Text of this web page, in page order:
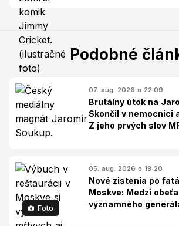
Podobné
07. aug. 2026 o 22:09
Brutálny útok na
Skončil v nemocnici
Z jeho prvých slov
Foto
05. aug. 2026 o 19:20
Nové zistenia po
Moskve: Medzi
významného